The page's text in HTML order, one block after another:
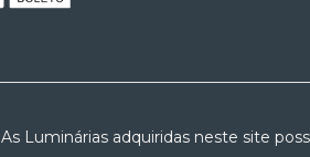
As Luminárias adquiridas neste site